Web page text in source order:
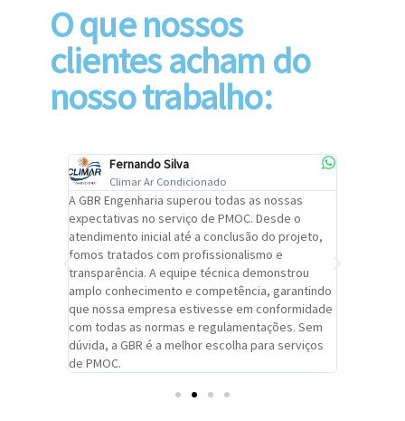
O que nossos
clientes acham do
nosso trabalho:
Fernando Silva
Climar Ar Condicionado
A GBR Engenharia superou todas as nossas
expectativas no serviço de PMOC. Desde o
atendimento inicial até a conclusão do projeto,
fomos tratados com profissionalismo e
transparência. A equipe técnica demonstrou
amplo conhecimento e competência, garantindo
que nossa empresa estivesse em conformidade
com todas as normas e regulamentações. Sem
dúvida, a GBR é a melhor escolha para serviços
de PMOC.